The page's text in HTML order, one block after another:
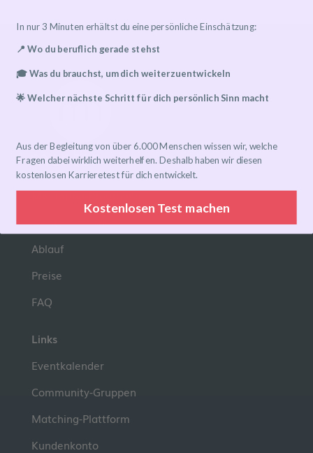
Mentoring-Programm
Mentor*in finden
Ablauf
Preise
FAQ
Links
Eventkalender
Community-Gruppen
Matching-Plattform
Kundenkonto
In nur 3 Minuten erhältst du eine persönliche Einschätzung:
📍 Wo du beruflich gerade stehst
🎓 Was du brauchst, um dich weiterzuentwickeln
🌟 Welcher nächste Schritt für dich persönlich Sinn macht
Aus der Begleitung von über 6.000 Menschen wissen wir, welche
Fragen dabei wirklich weiterhelfen. Deshalb haben wir diesen
kostenlosen Karrieretest für dich entwickelt.
Kostenlosen Test machen